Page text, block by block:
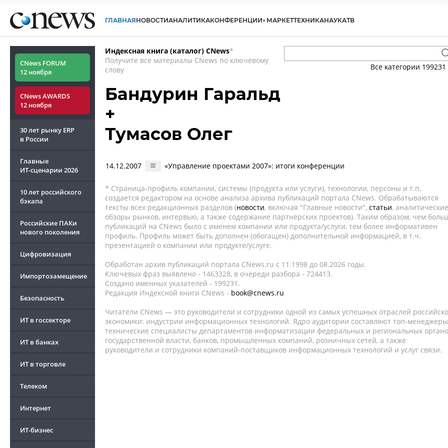
ГЛАВНАЯНОВОСТИАНАЛИТИКАКОНФЕРЕНЦИИ МАРКЕТТЕХНИКАНАУКАТВ
CNews FORUM
12 ноября
CNews AWARDS
12 ноября
30 лет рынку ERP
в России
Главные
ИТ-сценарии 2026
10 лет российского
бэкапа
Российские ПАКи
нового поколения
Цифровизация
Импортозамещение
Безопасность
ИТ в госсекторе
ИТ в банках
ИТ в торговле
Телеком
Интернет
ИТ-бизнес
Индексная книга (каталог) CNews*
Получите все материалы CNews по ключевому
слову
Все категории 199231
Бандурин Гаральд
+
Тумасов Олег
14.12.2007 «Управление проектами 2007»: итоги конференции
* Страница-профиль компании, системы (продукта или услуги), технологии, персоны и т.п.
создается редактором на основе анализа архива публикаций портала CNews. Обрабатываются
тексты всех редакционных разделов (новости, включая "Главные новости", статьи, аналитические
обзоры рынков, интервью, а также содержание партнёрских проектов). Таким образом, чем
публикаций на CNews было с именем компании или продукта/услуги, тем более информативен
профиль. Профиль может быть дополнен (обогащен) дополнительной информацией, в т.ч.
презентацией о компании или продукте/услуге.
Обработан архив публикаций портала CNews.ru c 11.1998 до 08.2026 годы.
Ключевых фраз выявлено - 1463328, в очереди разбора - 724413.
Создано именных указателей - 199231.
Редакция Индексной книги CNews - book@cnews.ru
Читатели CNews — это руководители и сотрудники одной из самых успешных отраслей
экономики: индустрии информационных технологий. Ядро аудитории составляют топ-
технические специалисты департаментов информатизации федеральных и региональных
государственной власти, банков, промышленных компаний, розничных сетей, а также
руководители и сотрудники компаний-поставщиков информационных технологий и услуг связи.